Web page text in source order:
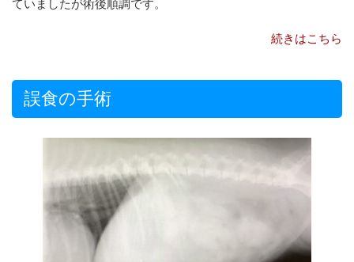
ていましたが術後順調です。
続きはこちら
誤食の手術